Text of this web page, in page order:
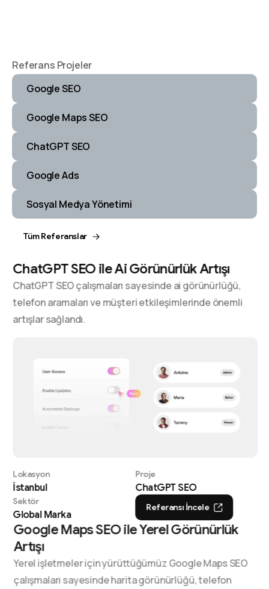
Referans Projeler
Google SEO
Google Maps SEO
ChatGPT SEO
Google Ads
Sosyal Medya Yönetimi
Tüm Referanslar
ChatGPT SEO ile Ai Görünürlük Artışı
ChatGPT SEO çalışmaları sayesinde ai görünürlüğü,
telefon aramaları ve müşteri etkileşimlerinde önemli
artışlar sağlandı.
Lokasyon
İstanbul
Proje
ChatGPT SEO
Sektör
Global Marka
Referansı İncele
Google Maps SEO ile Yerel Görünürlük
Artışı
Yerel işletmeler için yürüttüğümüz Google Maps SEO
çalışmaları sayesinde harita görünürlüğü, telefon